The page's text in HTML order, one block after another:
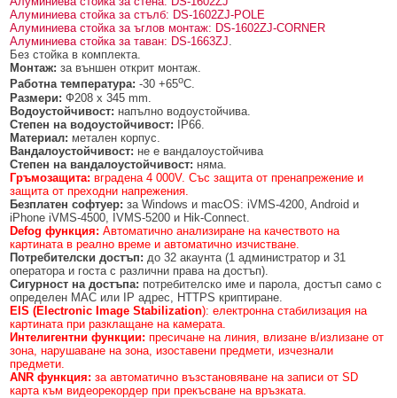
МОДУЛИ ЗА СГРАДНА АВТОМАТИЗАЦИЯ AJAX
Алуминиева стойка за стълб: DS-1602ZJ-POLE
Алуминиева стойка за ъглов монтаж: DS-1602ZJ-CORNER
Алуминиева стойка за таван: DS-1663ZJ.
Без стойка в комплекта.
Монтаж: за външен открит монтаж.
Работна температура: -30 +65оC.
Размери: Ф208 х 345 mm.
Водоустойчивост: напълно водоустойчива.
Степен на водоустойчивост: IP66.
Материал: метален корпус.
Вандалоустойчивост: не е вандалоустойчива
Степен на вандалоустойчивост: няма.
Гръмозащита: вградена 4 000V. Със защита от пренапрежение и
защита от преходни напрежения.
Безплатен софтуер:за Windows и macOS: iVMS-4200, Android и
iPhone iVMS-4500, IVMS-5200 и Hik-Connect.
Defog функция: Автоматично анализиране на качеството на
картината в реално време и автоматично изчистване.
Потребителски достъп: до 32 акаунта (1 администратор и 31
оператора и госта с различни права на достъп).
Сигурност на достъпа: потребителско име и парола, достъп само с
определен MAC или IP адрес, HTTPS криптиране.
EIS (Electronic Image Stabilization): електронна стабилизация на
картината при разклащане на камерата.
Интелигентни функции: пресичане на линия, влизане в/излизане от
зона, нарушаване на зона, изоставени предмети, изчезнали
предмети.
ANR функция: за автоматично възстановяване на записи от SD
карта към видеорекордер при прекъсване на връзката.